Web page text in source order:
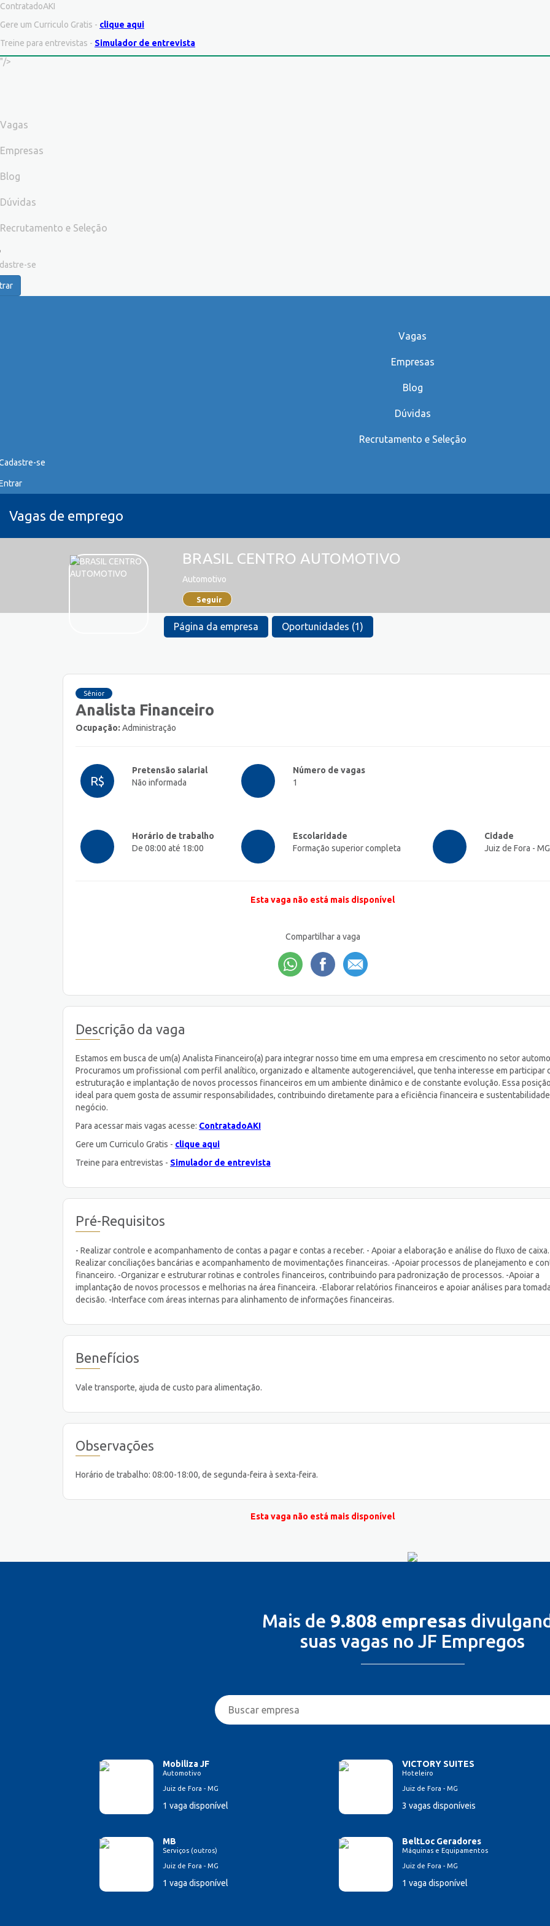
ContratadoAKI
Gere um Curriculo Gratis - clique aqui
Treine para entrevistas - Simulador de entrevista
"/>
Vagas
Empresas
Blog
Dúvidas
Recrutamento e Seleção
se
Vagas
Empresas
Blog
Dúvidas
Recrutamento e Seleção
se
Vagas de emprego
BRASIL CENTRO AUTOMOTIVO
Automotivo
Seguir
Página da empresa Oportunidades (1)
Sênior
Analista Financeiro
Ocupação: Administração
R$
Pretensão salarial
Não informada
Número de vagas
1
Horário de trabalho
De 08:00 até 18:00
Escolaridade
Formação superior completa
Cidade
Juiz de Fora - MG
Esta vaga não está mais disponível
Compartilhar a vaga
Descrição da vaga
Estamos em busca de um(a) Analista Financeiro(a) para integrar nosso time em uma empresa em crescimento no setor
Procuramos um profissional com perfil analítico, organizado e altamente autogerenciável, que tenha interesse em participar
estruturação e implantação de novos processos financeiros em um ambiente dinâmico e de constante evolução. Essa
ideal para quem gosta de assumir responsabilidades, contribuindo diretamente para a eficiência financeira e
negócio.
Para acessar mais vagas acesse: ContratadoAKI
Gere um Curriculo Gratis - clique aqui
Treine para entrevistas - Simulador de entrevista
Pré-Requisitos
- Realizar controle e acompanhamento de contas a pagar e contas a receber. - Apoiar a elaboração e análise do fluxo de
Realizar conciliações bancárias e acompanhamento de movimentações financeiras. -Apoiar processos de planejamento e
financeiro. -Organizar e estruturar rotinas e controles financeiros, contribuindo para padronização de processos. -Apoiar a
implantação de novos processos e melhorias na área financeira. -Elaborar relatórios financeiros e apoiar análises para
decisão. -Interface com áreas internas para alinhamento de informações financeiras.
Benefícios
Vale transporte, ajuda de custo para alimentação.
Observações
Horário de trabalho: 08:00-18:00, de segunda-feira à sexta-feira.
Esta vaga não está mais disponível
Mais de 9.808 empresas
suas vagas no JF Empregos
Mobiliza JF
Automotivo
Juiz de Fora - MG
1 vaga disponível
VICTORY SUITES
Hoteleiro
Juiz de Fora - MG
3 vagas disponíveis
MB
Serviços (outros)
Juiz de Fora - MG
1 vaga disponível
BeltLoc Geradores
Máquinas e Equipamentos
Juiz de Fora - MG
1 vaga disponível